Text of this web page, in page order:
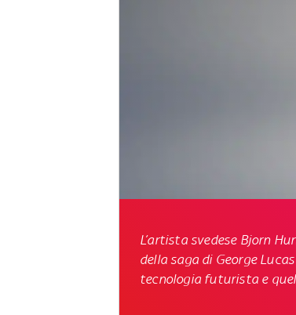
L’artista svedese Bjorn
della saga di George Lucas
tecnologia futurista e